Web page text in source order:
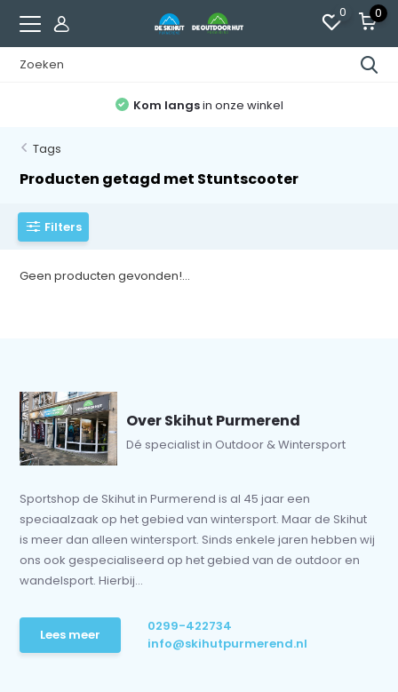
0 0
Kom langsin onze winkel
Tags
Producten getagd met Stuntscooter
Filters
Geen producten gevonden!...
Over Skihut Purmerend
Dé specialist in Outdoor & Wintersport
Sportshop de Skihut in Purmerend is al 45 jaar een
speciaalzaak op het gebied van wintersport. Maar de Skihut
is meer dan alleen wintersport. Sinds enkele jaren hebben wij
ons ook gespecialiseerd op het gebied van de outdoor en
wandelsport. Hierbij...
Lees meer
0299-422734
info@skihutpurmerend.nl